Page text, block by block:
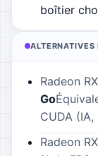
boîtier
Radeon
Go
CUDA
Radeon